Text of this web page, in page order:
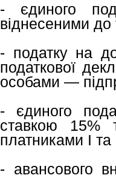
- єдиного
віднесеними до
- податку на
податкової
особами —
- єдиного
ставкою 15%
платниками І та
- авансового